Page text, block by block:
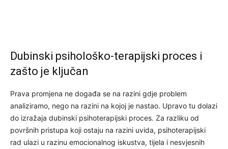
Dubinski psihološko-terapijski proces i
zašto je ključan
Prava promjena ne događa se na razini gdje problem
analiziramo, nego na razini na kojoj je nastao. Upravo tu dolazi
do izražaja dubinski psihoterapijski proces. Za razliku od
površnih pristupa koji ostaju na razini uvida, psihoterapijski
rad ulazi u razinu emocionalnog iskustva, tijela i nesvjesnih